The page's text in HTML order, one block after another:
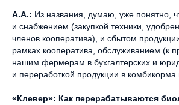
А.А.: Из названия, думаю, уже понятно,
и снабжением (закупкой техники,
членов кооператива), и сбытом
рамках кооператива, обслуживанием (к
нашим фермерам в бухгалтерских и
и переработкой продукции в комбикорма
«Клевер»: Как перерабатываются